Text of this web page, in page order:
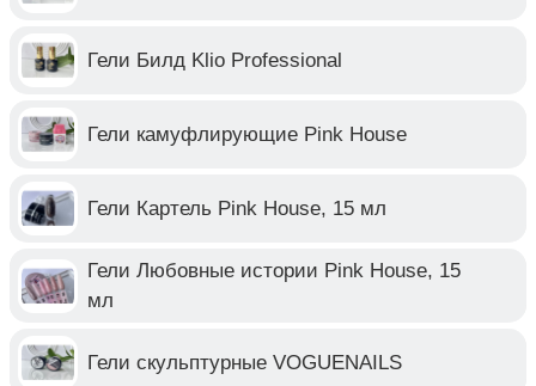
Гели Билд Klio Professional
Гели камуфлирующие Pink House
Гели Картель Pink House, 15 мл
Гели Любовные истории Pink House, 15
мл
Гели скульптурные VOGUENAILS